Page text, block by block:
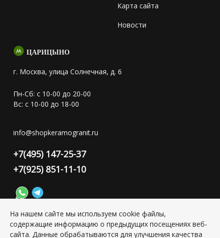
Карта сайта
Новости
ЦАРИЦЫНО
г. Москва, улица Солнечная, д. 6
Пн-Сб: с 10-00 до 20-00
Вс: с 10-00 до 18-00
info@shopkeramogranit.ru
+7(495) 147-25-37
+7(925) 851-11-10
Конфиденциальность персональной информации
На нашем сайте мы используем cookie файлы,
содержащие информацию о предыдущих посещениях веб-
сайта. Данные обрабатываются для улучшения качества